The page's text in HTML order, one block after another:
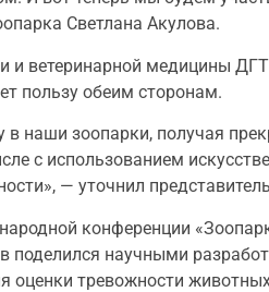
Светлана Акулова.
и ветеринарной медицины
пользу обеим сторонам.
наши зоопарки, получая
с использованием
— уточнил
конференции
научными
оценки тревожности